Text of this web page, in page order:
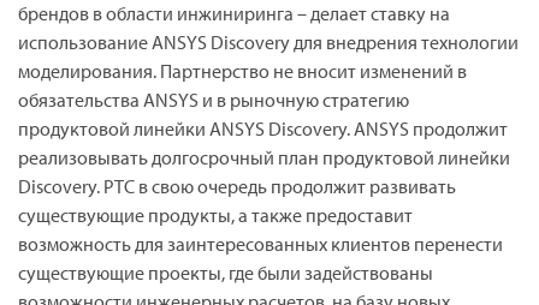
брендов в области инжиниринга – делает ставку на
использование ANSYS Discovery для внедрения технологии
моделирования. Партнерство не вносит изменений в
обязательства ANSYS и в рыночную стратегию
продуктовой линейки ANSYS Discovery. ANSYS продолжит
реализовывать долгосрочный план продуктовой линейки
Discovery. PTC в свою очередь продолжит развивать
существующие продукты, а также предоставит
возможность для заинтересованных клиентов перенести
существующие проекты, где были задействованы